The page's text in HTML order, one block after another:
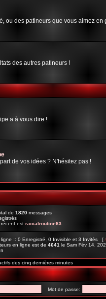
ou des patineurs que vous aimez
des autres patineurs !
a à vous dire !
de vos idées ? N'hésitez pas !
de1820messages
récent estracialroutine63
:: 0 Enregistré, 0 Invisible et 3 Invités [
en ligne est de4641le Sam Fév 14,
des cinq dernières minutes
Mot de passe: